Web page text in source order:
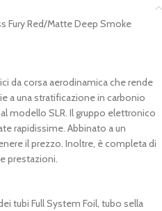
Fury Red/Matte Deep Smoke
da corsa aerodinamica che rende
a una stratificazione in carbonio
modello SLR. Il gruppo elettronico
rapidissime. Abbinato a un
il prezzo. Inoltre, è completa di
prestazioni.
tubi Full System Foil, tubo sella